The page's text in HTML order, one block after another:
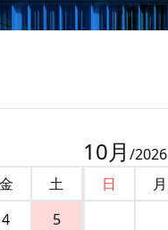
金
土
4
5
10月 /2026
日
月